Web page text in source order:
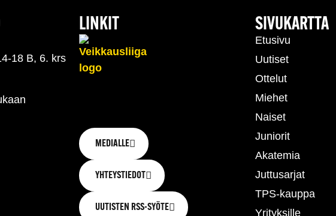
18 B, 6. krs
LINKIT
MEDIALLE
YHTEYSTIEDOT
UUTISTEN RSS-SYÖTE
SIVUKARTTA
Etusivu
Uutiset
Ottelut
Miehet
Naiset
Juniorit
Akatemia
Juttusarjat
TPS-kauppa
Yrityksille